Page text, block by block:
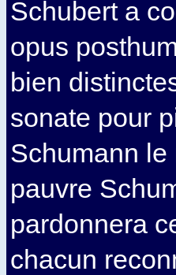
Schubert a
opus
bien
sonate pour
Schumann le
pauvre
pardonnera
chacun